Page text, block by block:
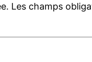
Les champs